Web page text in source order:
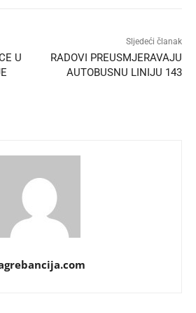
U
Sljedeći članak
RADOVI PREUSMJERAVAJU
AUTOBUSNU LINIJU 143